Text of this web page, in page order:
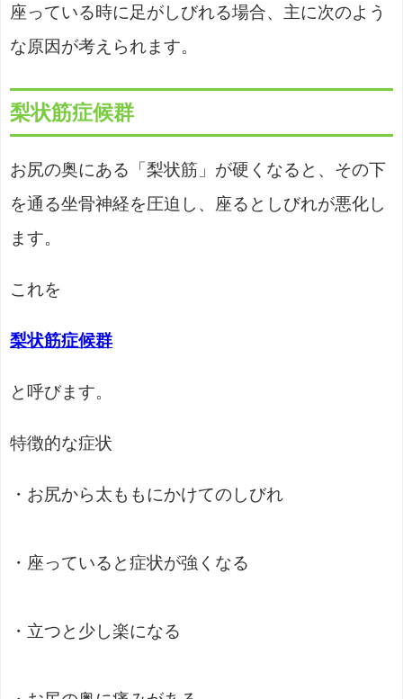
座っている時に足がしびれる場合、主に次のよう
な原因が考えられます。
梨状筋症候群
お尻の奥にある「梨状筋」が硬くなると、その下
を通る坐骨神経を圧迫し、座るとしびれが悪化し
ます。
これを
梨状筋症候群
と呼びます。
特徴的な症状
・お尻から太ももにかけてのしびれ
・座っていると症状が強くなる
・立つと少し楽になる